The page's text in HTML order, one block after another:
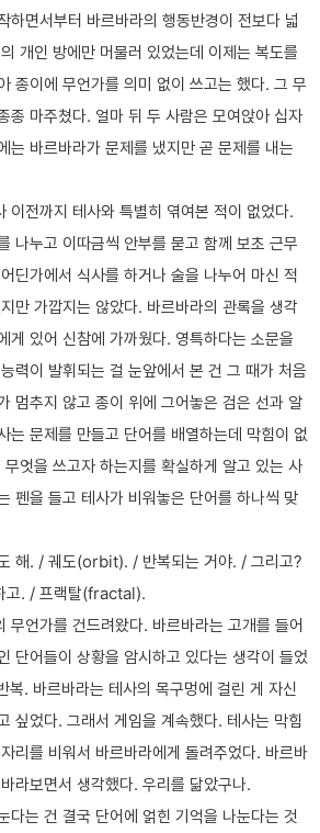
하면서부터 바르바라의 행동반경이 전보다 넓
개인 방에만 머물러 있었는데 이제는 복도를
종이에 무언가를 의미 없이 쓰고는 했다. 그 무
종 마주쳤다. 얼마 뒤 두 사람은 모여앉아 십자
는 바르바라가 문제를 냈지만 곧 문제를 내는
이전까지 테사와 특별히 엮여본 적이 없었다.
나누고 이따금씩 안부를 묻고 함께 보초 근무
딘가에서 식사를 하거나 술을 나누어 마신 적
만 가깝지는 않았다. 바르바라의 관록을 생각
게 있어 신참에 가까웠다. 영특하다는 소문을
력이 발휘되는 걸 눈앞에서 본 건 그 때가 처음
멈추지 않고 종이 위에 그어놓은 검은 선과 알
는 문제를 만들고 단어를 배열하는데 막힘이 없
엇을 쓰고자 하는지를 확실하게 알고 있는 사
펜을 들고 테사가 비워놓은 단어를 하나씩 맞
해. / 궤도(orbit). / 반복되는 거야. / 그리고?
고. / 프랙탈(fractal).
무언가를 건드려왔다. 바르바라는 고개를 들어
단어들이 상황을 암시하고 있다는 생각이 들었
복. 바르바라는 테사의 목구멍에 걸린 게 자신
싶었다. 그래서 게임을 계속했다. 테사는 막힘
리를 비워서 바르바라에게 돌려주었다. 바르바
라보면서 생각했다. 우리를 닮았구나.
다는 건 결국 단어에 얽힌 기억을 나눈다는 것